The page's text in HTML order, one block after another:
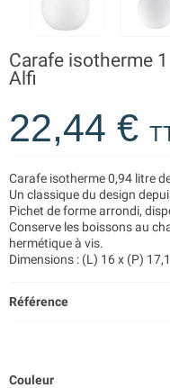
Carafe isotherme
Alfi
22,44 €
Carafe isotherme 0,94 litre
Un classique du design
Pichet de forme arrondi,
Conserve les boissons au
hermétique à vis.
Dimensions : (L) 16 x (P)
Référence
Couleur